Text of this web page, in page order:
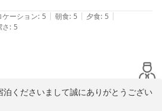
ケーション: 5 | 朝食: 5 | 夕食: 5 |
: 5
くださいまして誠にありがとうござい